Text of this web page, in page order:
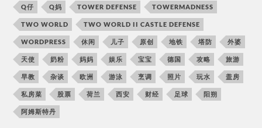
Q仔 Q妈 TOWER DEFENSE TOWERMADNESS
TWO WORLD TWO WORLD II CASTLE DEFENSE
WORDPRESS 休闲 儿子 原创 地铁 塔防 外婆
天使 奶粉 妈妈 娱乐 宝宝 德国 攻略 旅游
早教 杂谈 欧洲 游泳 烹调 照片 玩水 盖房
私房菜 股票 荷兰 西安 财经 足球 阳朔
阿姆斯特丹